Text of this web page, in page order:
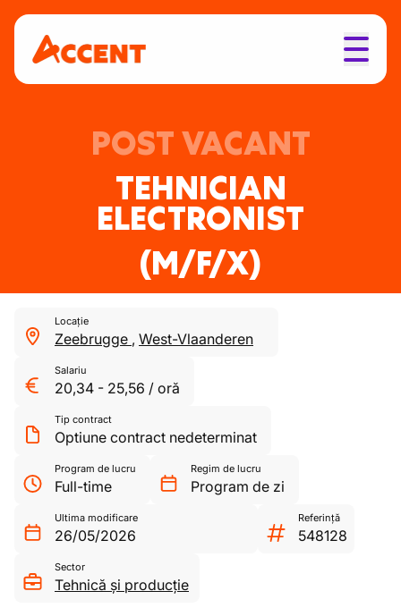
POST VACANT
TEHNICIAN
ELECTRONIST
(M/F/X)
Locație
Zeebrugge , West-Vlaanderen
Salariu
20,34 - 25,56 / oră
Tip contract
Optiune contract nedeterminat
Program de lucru
Full-time
Regim de lucru
Program de zi
Ultima modificare
26/05/2026
Referință
548128
Sector
Tehnică și producție